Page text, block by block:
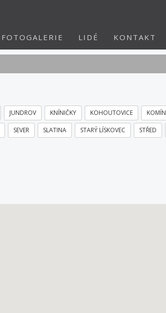
FOTOGALERIE LIDÉ KONTAKT
JUNDROV KNÍNIČKY KOHOUTOVICE KOMÍN
SEVER SLATINA STARÝ LÍSKOVEC STŘED